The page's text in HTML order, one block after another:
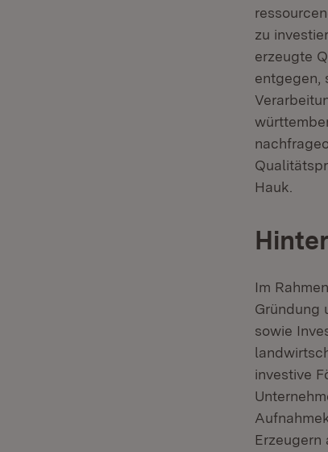
zu
erzeugte
entgegen,
Hauk.
Im
Gründung
sowie
investive